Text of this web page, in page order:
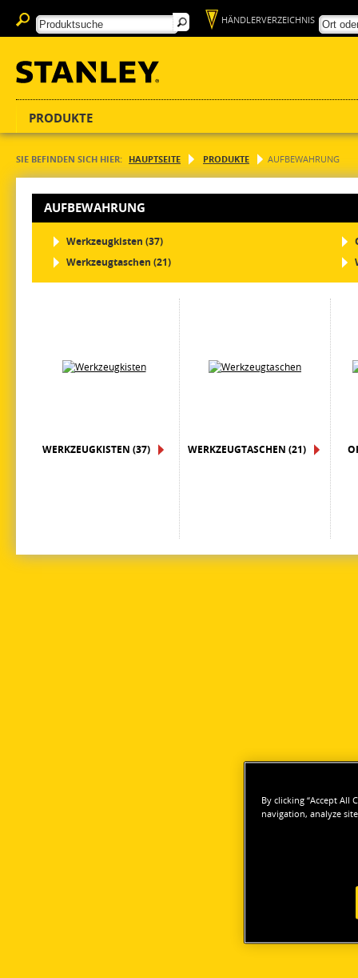
HÄNDLERVERZEICHNIS
PRODUKTE
SIE BEFINDEN SICH HIER: HAUPTSEITE PRODUKTE AUFBEWAHRUNG
AUFBEWAHRUNG
Werkzeugkisten (37)
Werkzeugtaschen (21)
WERKZEUGKISTEN (37) WERKZEUGTASCHEN (21)
By clicking “Accept All
navigation, analyze